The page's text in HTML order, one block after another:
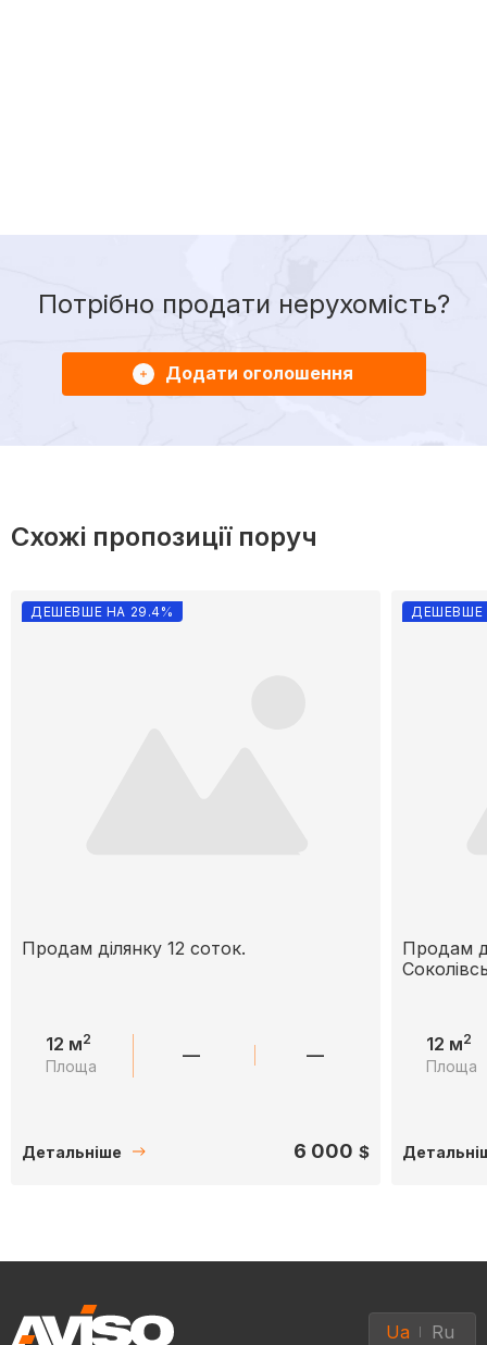
Потрібно продати нерухомість?
Додати оголошення
Схожі пропозиції поруч
ДЕШЕВШЕ НА 29.4%
Продам ділянку 12 соток.
12 м2
Площа — —
Детальніше 6 000 $
ДЕШЕВШЕ
Продам
12 м2
Площа
Ua Ru